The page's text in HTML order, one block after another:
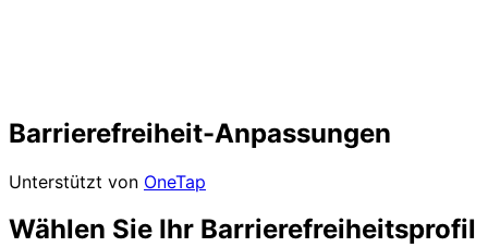
Barrierefreiheit-Anpassungen
Unterstützt von OneTap
Wählen Sie Ihr Barrierefreiheitsprofil